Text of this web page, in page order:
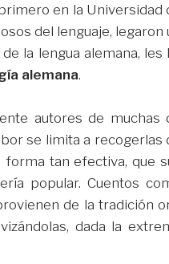
en la Universidad
del lenguaje, legaron
la lengua alemana, les
alemana.
autores de muchas
se limita a recogerlas
tan efectiva, que
popular. Cuentos
de la tradición
dada la